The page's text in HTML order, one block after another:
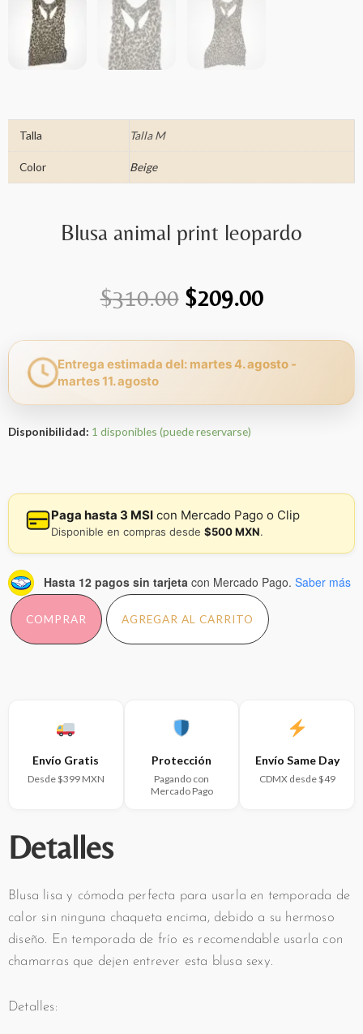
Talla Talla M
Color Beige
Blusa animal print leopardo
$310.00 El
precio
era:
$209.00El
precio
Entrega estimada del: martes 4. agosto -
martes 11. agosto
Disponibilidad: 1 disponibles (puede reservarse)
Paga hasta 3 MSI con Mercado Pago o Clip
Disponible en compras desde $500 MXN.
Hasta 12 pagos sin tarjeta con Mercado Pago. Saber más
COMPRAR AGREGAR AL CARRITO
Envío Gratis
Desde $399 MXN
Protección
Pagando con
Mercado Pago
Envío Same Day
CDMX desde $49
Detalles
Blusa lisa y cómoda perfecta para usarla en temporada de
calor sin ninguna chaqueta encima, debido a su hermoso
diseño. En temporada de frío es recomendable usarla con
chamarras que dejen entrever esta blusa sexy.
Detalles: